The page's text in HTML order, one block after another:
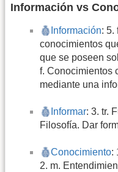
Información vs
Información: 5.
conocimientos
que se poseen
f. Conocimientos
mediante una
Informar: 3. tr.
Filosofía. Dar
Conocimiento:
2. m.